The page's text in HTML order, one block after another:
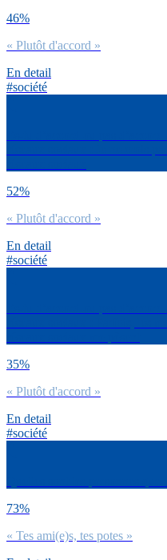
46%
« Plutôt d'accord »
En detail
#société
52%
« Plutôt d'accord »
En detail
#société
35%
« Plutôt d'accord »
En detail
#société
73%
« Tes ami(e)s, tes potes »